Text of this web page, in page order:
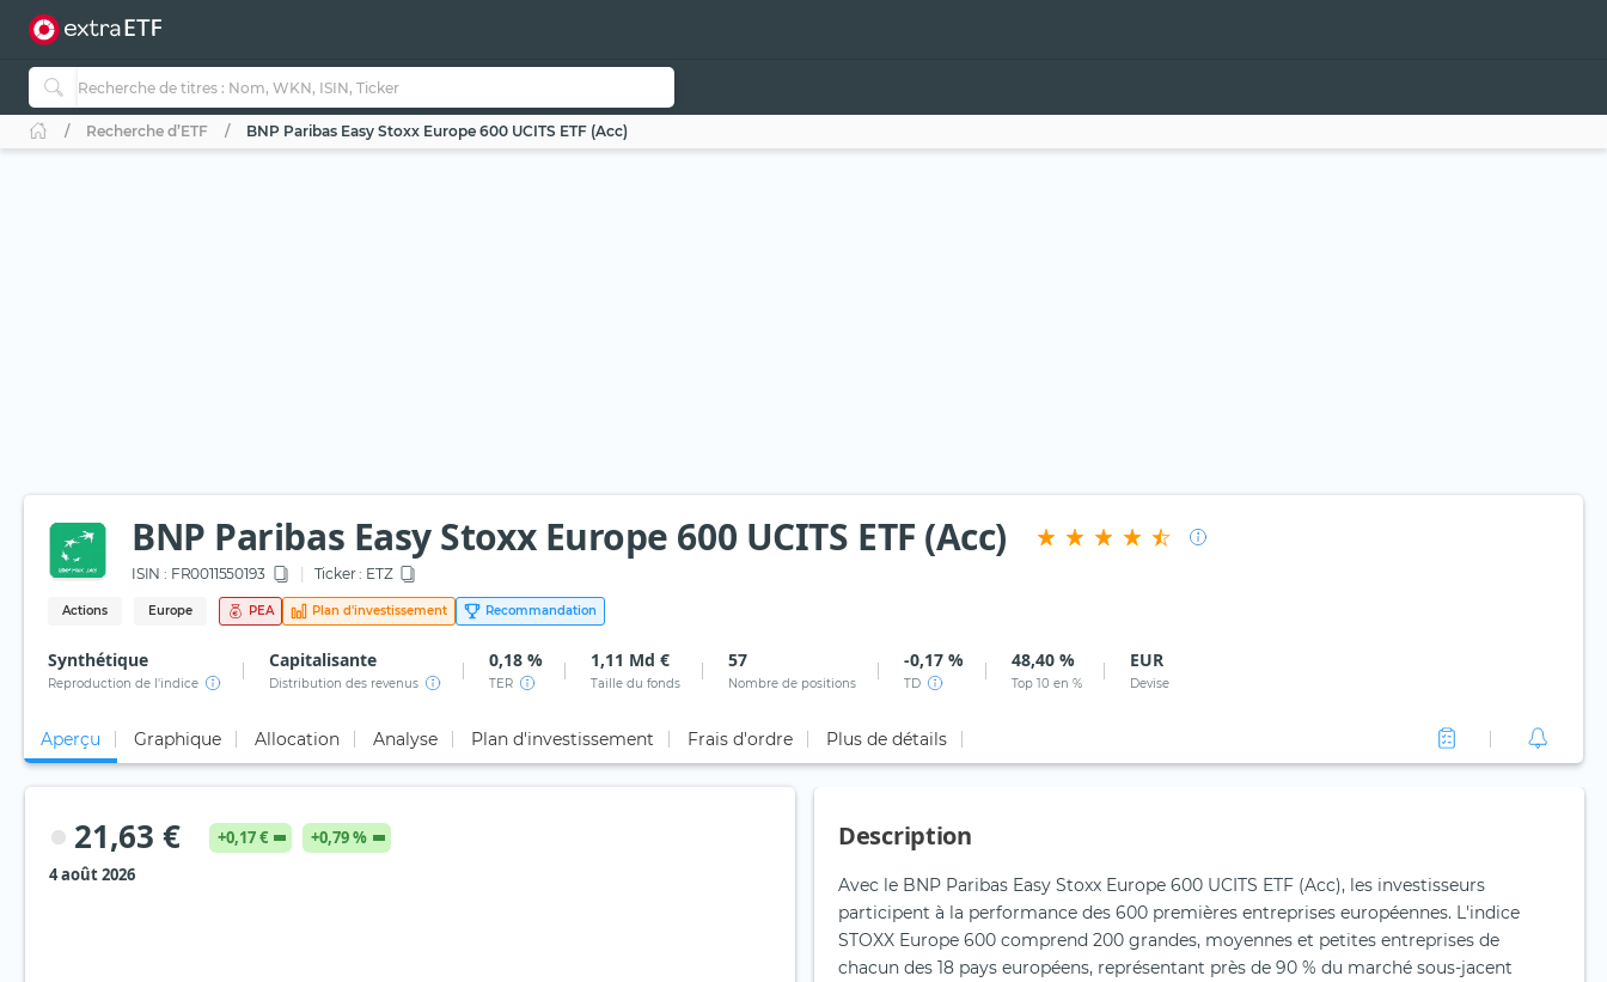
Recherche d’ETF BNP Paribas Easy Stoxx Europe 600 UCITS ETF (Acc)
BNP Paribas Easy Stoxx Europe 600 UCITS ETF (Acc)
ISIN : FR0011550193 Ticker : ETZ
Actions Europe PEA Plan d'investissement Recommandation
Synthétique
Reproduction de l'indice
Capitalisante
Distribution des revenus
0,18 %
TER
1,11 Md €
Taille du fonds
57
Nombre de positions
-0,17 %
TD
48,40 %
Top 10 en %
EUR
Devise
Aperçu Graphique Allocation Analyse Plan d'investissement Frais d'ordre Plus de détails
21,63 € +0,17 €
+0,79 %
4 août 2026
Description
Avec le BNP Paribas Easy Stoxx Europe 600 UCITS ETF (Acc), les investisseurs
participent à la performance des 600 premières entreprises européennes. L'indice
STOXX Europe 600 comprend 200 grandes, moyennes et petites entreprises de
chacun des 18 pays européens, représentant près de 90 % du marché sous-jacent